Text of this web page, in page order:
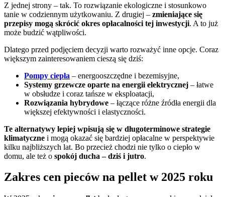
Z jednej strony – tak. To rozwiązanie ekologiczne i stosunkowo
tanie w codziennym użytkowaniu. Z drugiej – zmieniające się
przepisy mogą skrócić okres opłacalności tej inwestycji. A to już
może budzić wątpliwości.
Dlatego przed podjęciem decyzji warto rozważyć inne opcje. Coraz
większym zainteresowaniem cieszą się dziś:
Pompy ciepła – energooszczędne i bezemisyjne,
Systemy grzewcze oparte na energii elektrycznej – łatwe
w obsłudze i coraz tańsze w eksploatacji,
Rozwiązania hybrydowe – łączące różne źródła energii dla
większej efektywności i elastyczności.
Te alternatywy lepiej wpisują się w długoterminowe strategie
klimatyczne i mogą okazać się bardziej opłacalne w perspektywie
kilku najbliższych lat. Bo przecież chodzi nie tylko o ciepło w
domu, ale też o spokój ducha – dziś i jutro.
Zakres cen pieców na pellet w 2025 roku